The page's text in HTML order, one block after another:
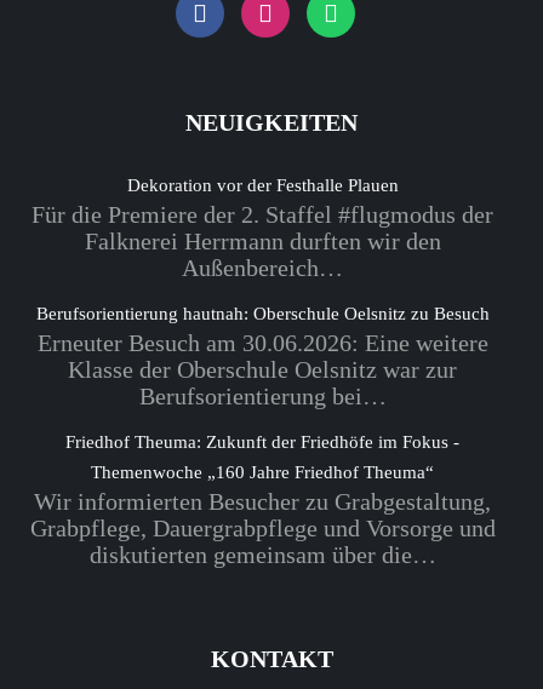
NEUIGKEITEN
Dekoration vor der Festhalle Plauen
Für die Premiere der 2. Staffel #flugmodus der
Falknerei Herrmann durften wir den
Außenbereich…
Berufsorientierung hautnah: Oberschule Oelsnitz zu Besuch
Erneuter Besuch am 30.06.2026: Eine weitere
Klasse der Oberschule Oelsnitz war zur
Berufsorientierung bei…
Friedhof Theuma: Zukunft der Friedhöfe im Fokus -
Themenwoche „160 Jahre Friedhof Theuma“
Wir informierten Besucher zu Grabgestaltung,
Grabpflege, Dauergrabpflege und Vorsorge und
diskutierten gemeinsam über die…
KONTAKT